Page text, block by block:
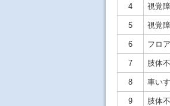
4 視覚
5 視覚
6 フロ
7 肢体
8 車い
9 肢体